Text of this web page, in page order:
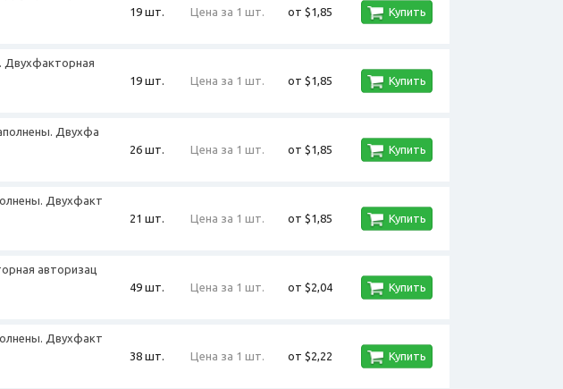
19 шт. Цена за 1 шт. от $1,85 Купить
Двухфакторная
19 шт. Цена за 1 шт. от $1,85 Купить
Двухфа
26 шт. Цена за 1 шт. от $1,85 Купить
Двухфакт
21 шт. Цена за 1 шт. от $1,85 Купить
авторизац
49 шт. Цена за 1 шт. от $2,04 Купить
Двухфакт
38 шт. Цена за 1 шт. от $2,22 Купить